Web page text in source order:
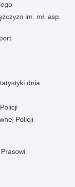
im. mł. asp.
dnia
Policji